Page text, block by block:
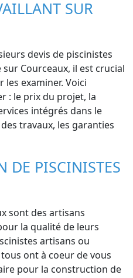
SUR
devis de piscinistes
Courceaux, il est crucial
examiner. Voici
: le prix du projet, la
intégrés dans le
travaux, les garanties
DE PISCINISTES
sont des artisans
la qualité de leurs
artisans ou
ont à coeur de vous
pour la construction de